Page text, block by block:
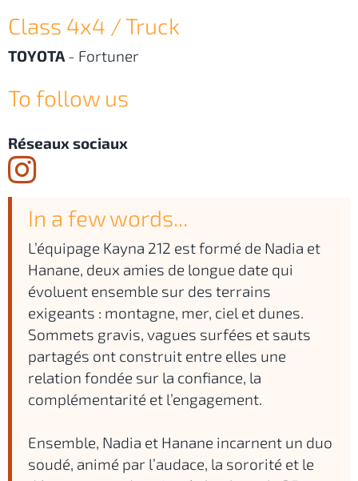
Class 4x4 / Truck
TOYOTA - Fortuner
To follow us
Réseaux sociaux
In a few words...
L’équipage Kayna 212 est formé de Nadia et
Hanane, deux amies de longue date qui
évoluent ensemble sur des terrains
exigeants : montagne, mer, ciel et dunes.
Sommets gravis, vagues surfées et sauts
partagés ont construit entre elles une
relation fondée sur la confiance, la
complémentarité et l’engagement.
Ensemble, Nadia et Hanane incarnent un duo
soudé, animé par l’audace, la sororité et le